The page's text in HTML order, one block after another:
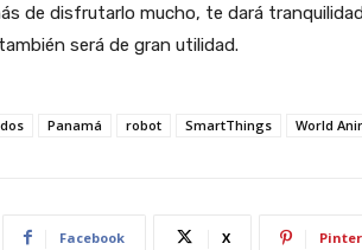
de disfrutarlo mucho, te dará
será de gran utilidad.
Panamá robot SmartThings World
Facebook X